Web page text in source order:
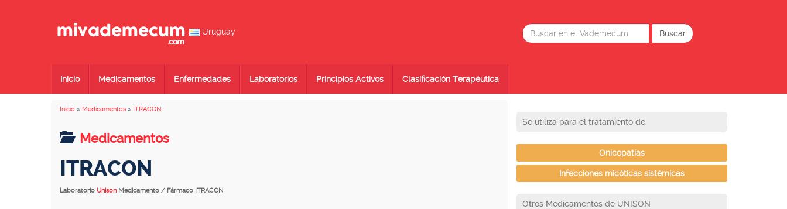
Uruguay
Inicio Medicamentos Enfermedades Laboratorios Principios Activos Clasificación Terapéutica
Inicio » Medicamentos » ITRACON
Medicamentos
ITRACON
Laboratorio Unison Medicamento / Fármaco ITRACON
Se utiliza para el tratamiento de:
Onicopatías
Infecciones micóticas sistémicas
Otros Medicamentos de UNISON